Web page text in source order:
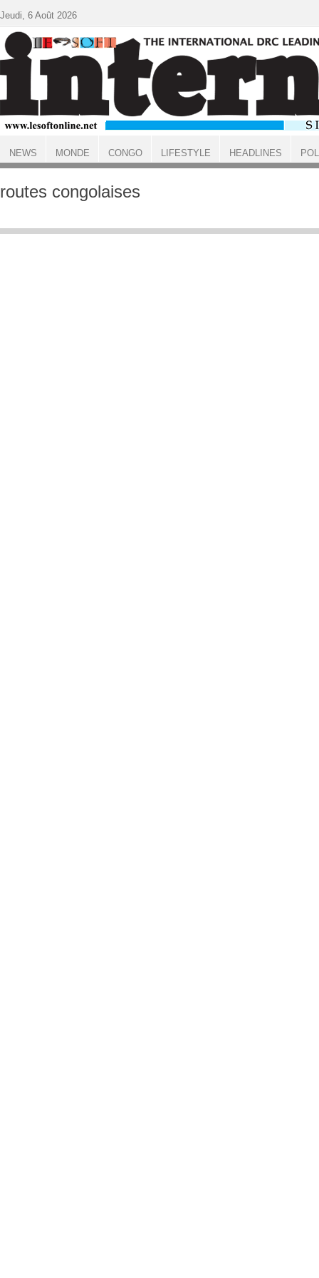
ACCUEIL
routes congolaises
Jeudi, 6 Août 2026
NEWS MONDE CONGO LIFESTYLE HEADLINES